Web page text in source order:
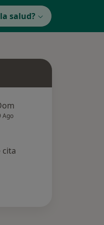
salud?
Ago
cita